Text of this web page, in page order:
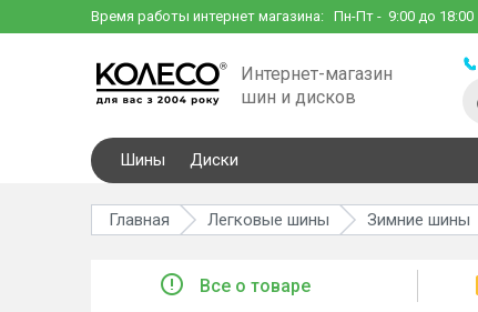
Время работы интернет магазина: Пн-Пт - 9:00 до 18:00
Интернет-магазин
шин и дисков
Шины Диски
Главная Легковые шины Зимние шины
Все о товаре